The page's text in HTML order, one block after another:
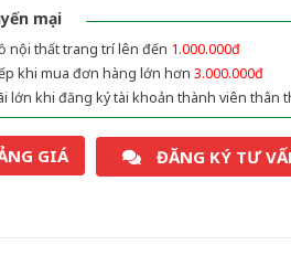
mại
nội thất trang trí lên đến 1.000.000đ
khi mua đơn hàng lớn hơn 3.000.000đ
lớn khi đăng ký tài khoản thành viên thân
GIÁ ĐĂNG KÝ TƯ